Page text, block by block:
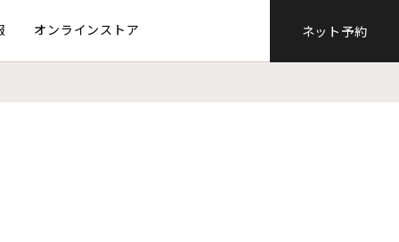
オンラインストア ネット予約